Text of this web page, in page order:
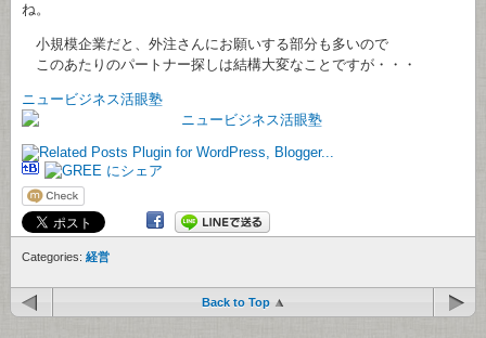
ね。
小規模企業だと、外注さんにお願いする部分も多いので
このあたりのパートナー探しは結構大変なことですが・・・
ニュービジネス活眼塾
Categories: 経営
Back to Top